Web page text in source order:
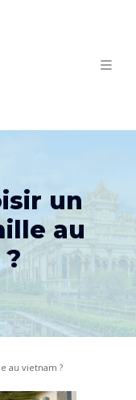
un
au
au vietnam ?